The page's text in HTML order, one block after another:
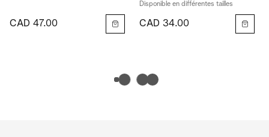
CAD 47.00
Disponible en différentes tailles
CAD 34.00